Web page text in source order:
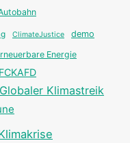
ClimateJustice demo
Energie
FCKAFD
Globaler Klimastreik